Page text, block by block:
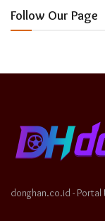
Follow Our Page
donghan.co.id -